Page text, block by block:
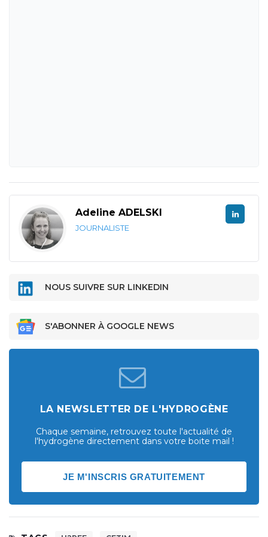
Adeline ADELSKI
JOURNALISTE
NOUS SUIVRE SUR LINKEDIN
S'ABONNER À GOOGLE NEWS
LA NEWSLETTER DE L'HYDROGÈNE
Chaque semaine, retrouvez toute l'actualité de
l'hydrogène directement dans votre boite mail !
JE M'INSCRIS GRATUITEMENT